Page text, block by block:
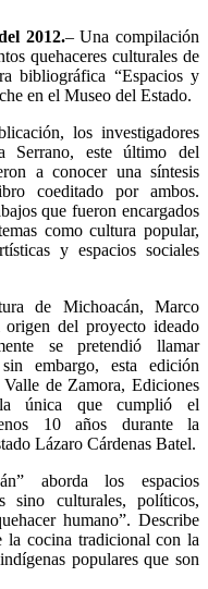
2012.– Una compilación
quehaceres culturales de
bibliográfica “Espacios y
en el Museo del Estado.
los investigadores
Serrano, este último del
a conocer una síntesis
coeditado por ambos.
que fueron encargados
como cultura popular,
y espacios sociales
de Michoacán, Marco
del proyecto ideado
se pretendió llamar
embargo, esta edición
de Zamora, Ediciones
única que cumplió el
10 años durante la
Lázaro Cárdenas Batel.
aborda los espacios
sino culturales, políticos,
humano”. Describe
la cocina tradicional con la
populares que son